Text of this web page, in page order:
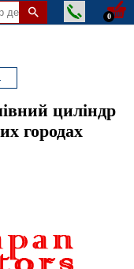
0
циліндр
городах